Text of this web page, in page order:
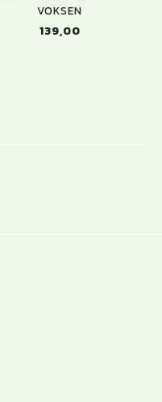
VOKSEN
139,00